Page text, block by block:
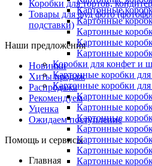
Картонные
Картонные
Картонные
Картонные
Картонные
Коробки для конфет и
Картонные коробки
Картонные коробки
Картонные
Картонные
Картонные
Картонные
Картонные
Картонные
Картонные
Коробки для тортов,
Товары для фуд фото
подставки)
Наши предложения
Новинки
Хиты продаж
Распродажа
Рекомендуем
Уценка
Ожидаем поступление
Помощь и сервисы
Главная